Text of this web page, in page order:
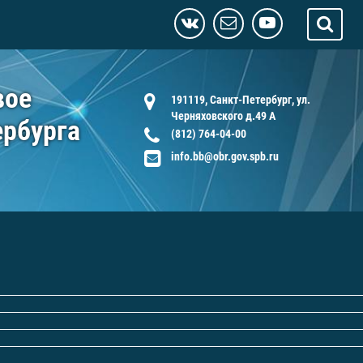
191119, Санкт-Петербург, ул.
Черняховского д.49 А
(812) 764-04-00
info.bb@obr.gov.spb.ru